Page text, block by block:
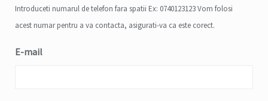
Introduceti numarul de telefon fara spatii Ex: 0740123123 Vom folosi
acest numar pentru a va contacta, asigurati-va ca este corect.
E-mail